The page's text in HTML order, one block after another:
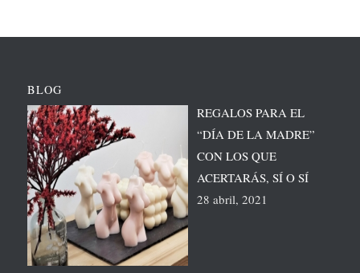
BLOG
REGALOS PARA EL
“DÍA DE LA MADRE”
CON LOS QUE
ACERTARÁS, SÍ O SÍ
28 abril, 2021